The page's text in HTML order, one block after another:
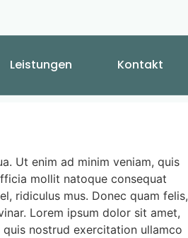
Leistungen Kontakt
Ut enim ad minim veniam, quis
mollit natoque consequat
ridiculus mus. Donec quam felis,
Lorem ipsum dolor sit amet,
nostrud exercitation ullamco